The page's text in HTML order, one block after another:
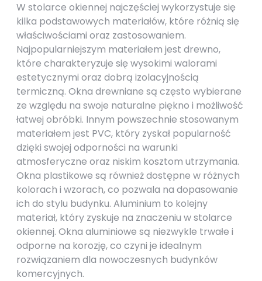
W stolarce okiennej najczęściej wykorzystuje się
kilka podstawowych materiałów, które różnią się
właściwościami oraz zastosowaniem.
Najpopularniejszym materiałem jest drewno,
które charakteryzuje się wysokimi walorami
estetycznymi oraz dobrą izolacyjnością
termiczną. Okna drewniane są często wybierane
ze względu na swoje naturalne piękno i możliwość
łatwej obróbki. Innym powszechnie stosowanym
materiałem jest PVC, który zyskał popularność
dzięki swojej odporności na warunki
atmosferyczne oraz niskim kosztom utrzymania.
Okna plastikowe są również dostępne w różnych
kolorach i wzorach, co pozwala na dopasowanie
ich do stylu budynku. Aluminium to kolejny
materiał, który zyskuje na znaczeniu w stolarce
okiennej. Okna aluminiowe są niezwykle trwałe i
odporne na korozję, co czyni je idealnym
rozwiązaniem dla nowoczesnych budynków
komercyjnych.